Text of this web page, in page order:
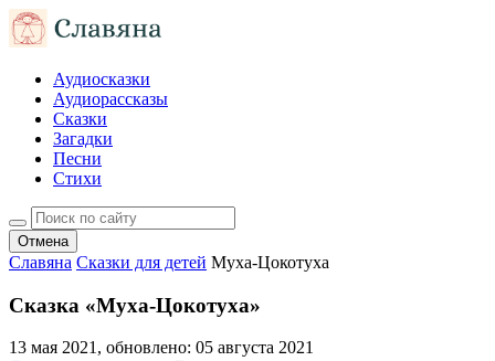
Аудиосказки
Аудиорассказы
Сказки
Загадки
Песни
Стихи
Отмена
Славяна Сказки для детей Муха-Цокотуха
Сказка «Муха-Цокотуха»
13 мая 2021, обновлено: 05 августа 2021